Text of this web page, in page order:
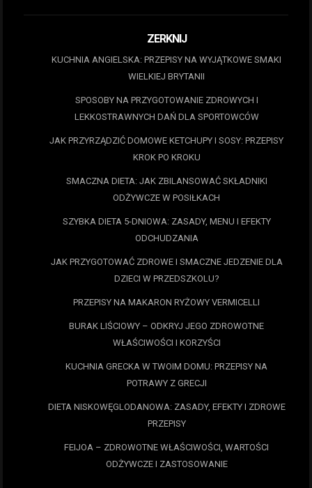
ZERKNIJ
KUCHNIA ANGIELSKA: PRZEPISY NA WYJĄTKOWE SMAKI
WIELKIEJ BRYTANII
SPOSOBY NA PRZYGOTOWANIE ZDROWYCH I
LEKKOSTRAWNYCH DAŃ DLA SPORTOWCÓW
JAK PRZYRZĄDZIĆ DOMOWE KETCHUPY I SOSY: PRZEPISY
KROK PO KROKU
SMACZNA DIETA: JAK ZBILANSOWAĆ SKŁADNIKI
ODŻYWCZE W POSIŁKACH
SZYBKA DIETA 5-DNIOWA: ZASADY, MENU I EFEKTY
ODCHUDZANIA
JAK PRZYGOTOWAĆ ZDROWE I SMACZNE JEDZENIE DLA
DZIECI W PRZEDSZKOLU?
PRZEPISY NA MAKARON RYŻOWY VERMICELLI
BURAK LIŚCIOWY – ODKRYJ JEGO ZDROWOTNE
WŁAŚCIWOŚCI I KORZYŚCI
KUCHNIA GRECKA W TWOIM DOMU: PRZEPISY NA
POTRAWY Z GRECJI
DIETA NISKOWĘGLODANOWA: ZASADY, EFEKTY I ZDROWE
PRZEPISY
FEIJOA – ZDROWOTNE WŁAŚCIWOŚCI, WARTOŚCI
ODŻYWCZE I ZASTOSOWANIE